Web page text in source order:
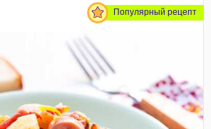
Популярный рецепт